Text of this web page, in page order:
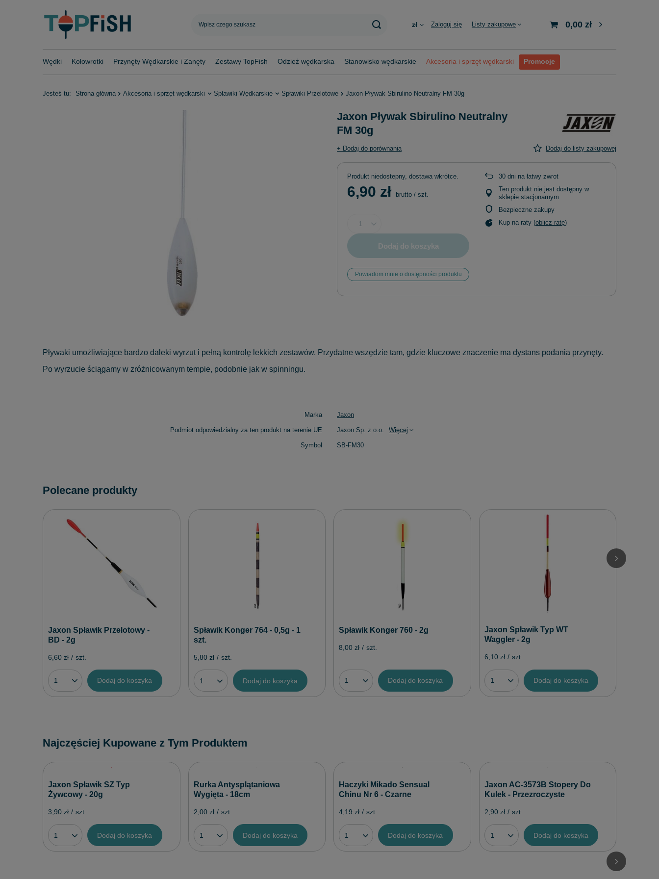
zł Zaloguj się Listy zakupowe 0,00 zł
Wędki Kołowrotki Przynęty Wędkarskie i Zanęty Zestawy TopFish Odzież wędkarska Stanowisko wędkarskie Akcesoria i sprzęt wędkarski Promocje
Jesteś tu: Strona główna Akcesoria i sprzęt wędkarski Spławiki Wędkarskie Spławiki Przelotowe Jaxon Pływak Sbirulino Neutralny FM 30g
Jaxon Pływak Sbirulino Neutralny
FM 30g
+ Dodaj do porównania Dodaj do listy zakupowej
Produkt niedostepny, dostawa wkrótce
6,90 zł brutto / szt.
Dodaj do koszyka
Powiadom mnie o dostępności produktu
30 dni na łatwy zwrot
Ten produkt nie jest dostępny w
sklepie stacjonarnym
Bezpieczne zakupy
Kup na raty (oblicz ratę)
Pływaki umożliwiające bardzo daleki wyrzut i pełną kontrolę lekkich zestawów. Przydatne wszędzie tam, gdzie kluczowe znaczenie ma dystans podania przynęty.
Po wyrzucie ściągamy w zróżnicowanym tempie, podobnie jak w spinningu.
Marka Jaxon
Podmiot odpowiedzialny za ten produkt na terenie UE Jaxon Sp. z o.o. Więcej
Symbol SB-FM30
Polecane produkty
Jaxon Spławik Przelotowy -
BD - 2g
6,60 zł / szt.
Dodaj do koszyka
Spławik Konger 764 - 0,5g - 1
szt.
5,80 zł / szt.
Dodaj do koszyka
Spławik Konger 760 - 2g
8,00 zł / szt.
Dodaj do koszyka
Jaxon Spławik Typ WT
Waggler - 2g
6,10 zł / szt.
Dodaj do koszyka
Najczęściej Kupowane z Tym Produktem
Jaxon Spławik SZ Typ
Żywcowy - 20g
3,90 zł / szt.
Dodaj do koszyka
Rurka Antysplątaniowa
Wygięta - 18cm
2,00 zł / szt.
Dodaj do koszyka
Haczyki Mikado Sensual
Chinu Nr 6 - Czarne
4,19 zł / szt.
Dodaj do koszyka
Jaxon AC-3573B Stopery Do
Kulek - Przezroczyste
2,90 zł / szt.
Dodaj do koszyka